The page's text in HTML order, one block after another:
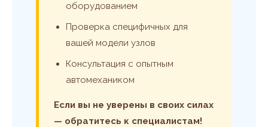
оборудованием
Проверка специфичных для
вашей модели узлов
Консультация с опытным
автомехаником
Если вы не уверены в своих силах
— обратитесь к специалистам!